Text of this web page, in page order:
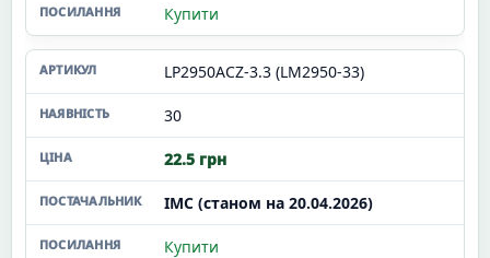
Купити
LP2950ACZ-3.3 (LM2950-33)
30
22.5 грн
ІМС (станом на 20.04.2026)
Купити